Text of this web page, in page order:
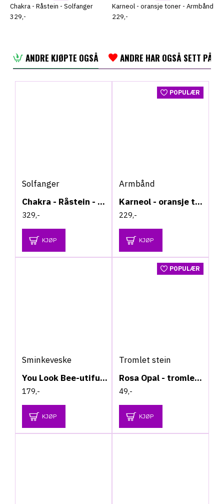
Chakra - Råstein - Solfanger
329,-
Karneol - oransje toner - Armbånd
229,-
ANDRE KJØPTE OGSÅ ANDRE HAR OGSÅ SETT PÅ
Solfanger
Chakra - Råstein - Solfanger
329,-
KJØP
POPULÆR
Armbånd
Karneol - oransje toner - Armbånd
229,-
KJØP
Sminkeveske
You Look Bee-utiful - Sminkeveske
179,-
KJØP
POPULÆR
Tromlet stein
Rosa Opal - tromlet stein - Medium
49,-
KJØP